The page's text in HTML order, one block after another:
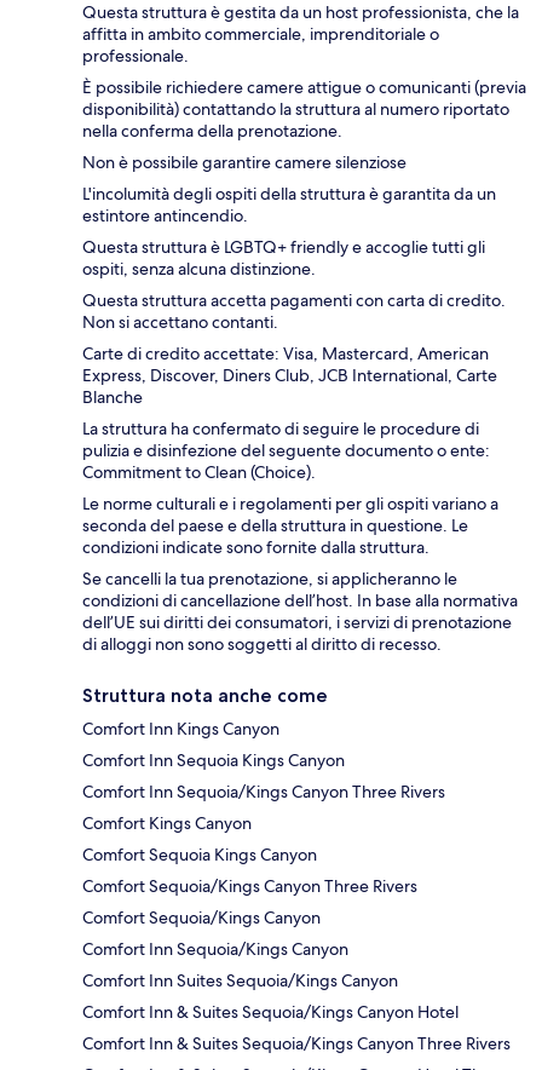
Questa struttura è gestita da un host professionista, che la
affitta in ambito commerciale, imprenditoriale o
professionale.
È possibile richiedere camere attigue o comunicanti (previa
disponibilità) contattando la struttura al numero riportato
nella conferma della prenotazione.
Non è possibile garantire camere silenziose
L'incolumità degli ospiti della struttura è garantita da un
estintore antincendio.
Questa struttura è LGBTQ+ friendly e accoglie tutti gli
ospiti, senza alcuna distinzione.
Questa struttura accetta pagamenti con carta di credito.
Non si accettano contanti.
Carte di credito accettate: Visa, Mastercard, American
Express, Discover, Diners Club, JCB International, Carte
Blanche
La struttura ha confermato di seguire le procedure di
pulizia e disinfezione del seguente documento o ente:
Commitment to Clean (Choice).
Le norme culturali e i regolamenti per gli ospiti variano a
seconda del paese e della struttura in questione. Le
condizioni indicate sono fornite dalla struttura.
Se cancelli la tua prenotazione, si applicheranno le
condizioni di cancellazione dell’host. In base alla normativa
dell’UE sui diritti dei consumatori, i servizi di prenotazione
di alloggi non sono soggetti al diritto di recesso.
Struttura nota anche come
Comfort Inn Kings Canyon
Comfort Inn Sequoia Kings Canyon
Comfort Inn Sequoia/Kings Canyon Three Rivers
Comfort Kings Canyon
Comfort Sequoia Kings Canyon
Comfort Sequoia/Kings Canyon Three Rivers
Comfort Sequoia/Kings Canyon
Comfort Inn Sequoia/Kings Canyon
Comfort Inn Suites Sequoia/Kings Canyon
Comfort Inn & Suites Sequoia/Kings Canyon Hotel
Comfort Inn & Suites Sequoia/Kings Canyon Three Rivers